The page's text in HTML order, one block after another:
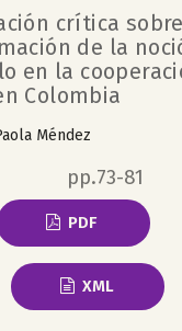
crítica
de la
en la
Colombia
Méndez
pp.73-81
PDF
XML